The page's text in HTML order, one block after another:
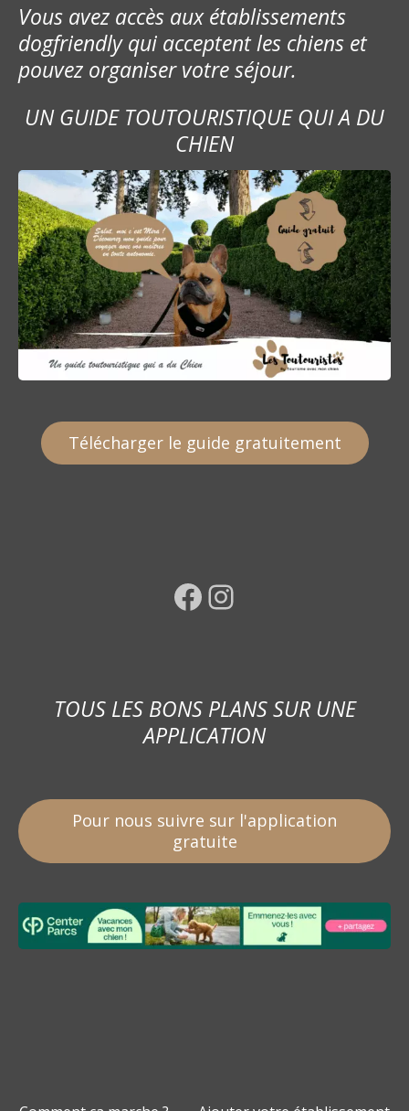
Vous avez accès aux établissements
dogfriendly qui acceptent les chiens et
pouvez organiser votre séjour.
UN GUIDE TOUTOURISTIQUE QUI A DU
CHIEN
Télécharger le guide gratuitement
Facebook Instagram
TOUS LES BONS PLANS SUR UNE
APPLICATION
Pour nous suivre sur l'application
gratuite